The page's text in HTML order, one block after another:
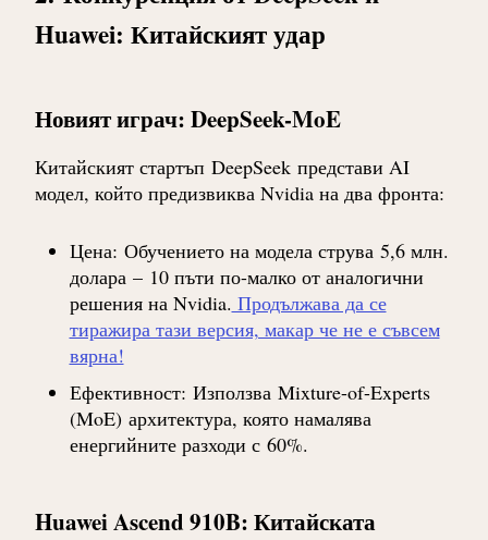
Huawei: Китайският удар
Новият играч: DeepSeek-MoE
Китайският стартъп DeepSeekпредстави AI
модел, който предизвиква Nvidia на два фронта:
Цена: Обучението на модела струва 5,6 млн.
долара– 10 пъти по-малкоот аналогични
решения на Nvidia. Продължава да се
тиражира тази версия, макар че не е съвсем
вярна!
Ефективност: Използва Mixture-of-Experts
(MoE) архитектура, която намалява
енергийните разходи с 60%.
Huawei Ascend 910B: Китайската